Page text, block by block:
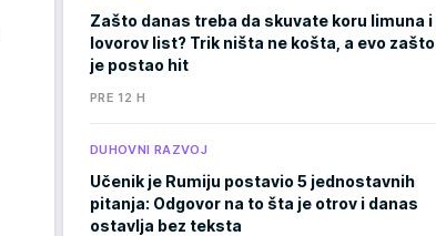
Zašto danas treba da skuvate koru limuna i
lovorov list? Trik ništa ne košta, a evo zašto
je postao hit
PRE 12 H
DUHOVNI RAZVOJ
Učenik je Rumiju postavio 5 jednostavnih
pitanja: Odgovor na to šta je otrov i danas
ostavlja bez teksta